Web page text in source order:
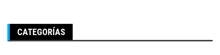
CATEGORÍAS